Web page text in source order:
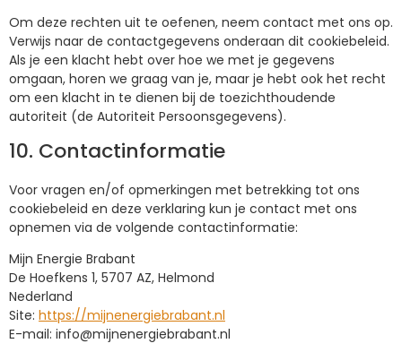
Om deze rechten uit te oefenen, neem contact met ons op.
Verwijs naar de contactgegevens onderaan dit cookiebeleid.
Als je een klacht hebt over hoe we met je gegevens
omgaan, horen we graag van je, maar je hebt ook het recht
om een klacht in te dienen bij de toezichthoudende
autoriteit (de Autoriteit Persoonsgegevens).
10. Contactinformatie
Voor vragen en/of opmerkingen met betrekking tot ons
cookiebeleid en deze verklaring kun je contact met ons
opnemen via de volgende contactinformatie:
Mijn Energie Brabant
De Hoefkens 1, 5707 AZ, Helmond
Nederland
Site: https://mijnenergiebrabant.nl
E-mail: info@mijnenergiebrabant.nl